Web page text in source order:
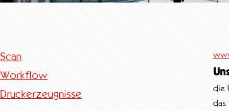
Scan
Workflow
Druckerzeugnisse
die
das